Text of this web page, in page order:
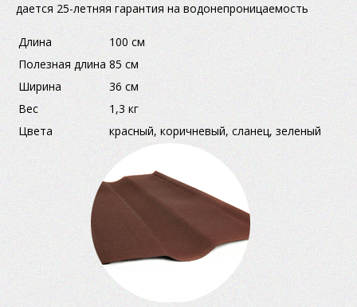
дается 25-летняя гарантия на водонепроницаемость
Длина
100 см
Полезная длина 85 см
Ширина
36 см
Вес
1,3 кг
Цвета
красный, коричневый, сланец, зеленый